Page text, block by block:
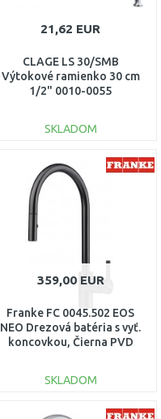
21,62 EUR
CLAGE LS 30/SMB
Výtokové ramienko 30 cm
1/2" 0010-0055
SKLADOM
DO KOŠÍKA
Porovnať
359,00 EUR
Franke FC 0045.502 EOS
NEO Drezová batéria s vyť.
koncovkou, Čierna PVD
SKLADOM
DO KOŠÍKA